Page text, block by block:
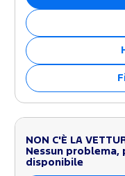
NON C'È LA
Nessun problema,
disponibile